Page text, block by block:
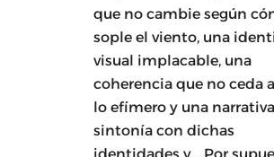
que no cambie según
sople el viento, una
visual implacable, una
coherencia que no ceda
lo efímero y una
sintonía con dichas
identidades y… Por